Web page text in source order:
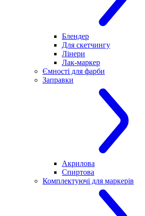
Блендер
Для скетчингу
Лінери
Лак-маркер
Ємності для фарби
Заправки
Акрилова
Спиртова
Комплектуючі для маркерів